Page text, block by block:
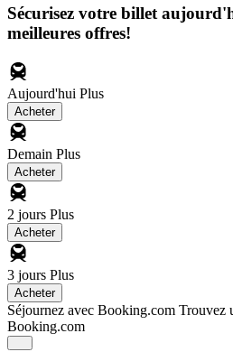
Sécurisez votre billet
meilleures offres!
Aujourd'hui Plus
Acheter
Demain Plus
Acheter
2 jours Plus
Acheter
3 jours Plus
Acheter
Séjournez avec Booking.com Trouvez
Booking.com